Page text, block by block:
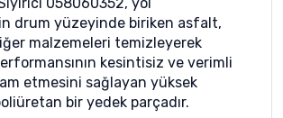
drum yüzeyinde biriken asfalt,
malzemeleri temizleyerek
kesintisiz ve verimli
etmesini sağlayan yüksek
bir yedek parçadır.